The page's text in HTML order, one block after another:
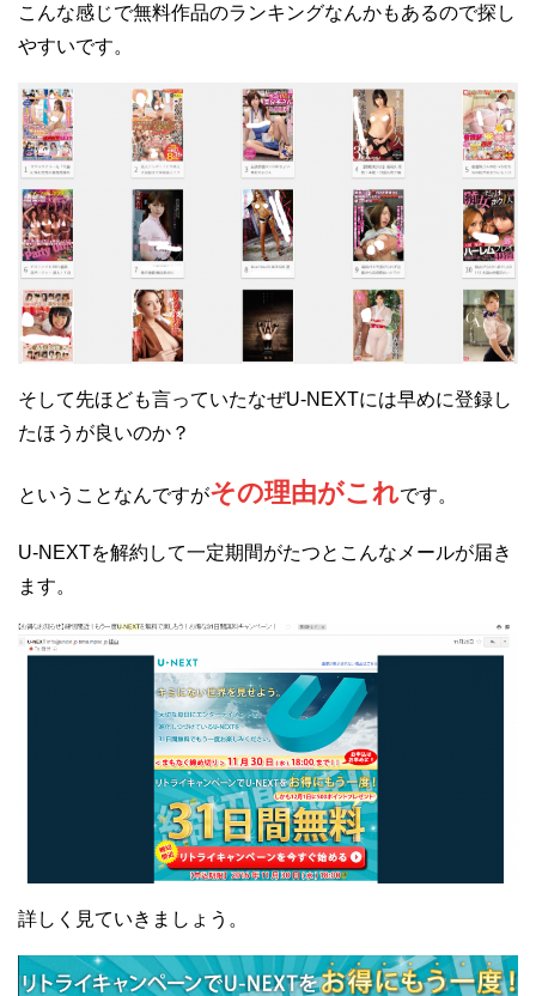
こんな感じで無料作品のランキングなんかもあるので探し
やすいです。
そして先ほども言っていたなぜU-NEXTには早めに登録し
たほうが良いのか？
ということなんですがその理由がこれです。
U-NEXTを解約して一定期間がたつとこんなメールが届き
ます。
詳しく見ていきましょう。